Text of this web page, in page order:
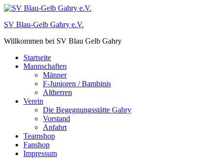
Zum
springen
SV Blau-Gelb Gahry e.V.
Willkommen bei SV Blau Gelb Gahry
Startseite
Mannschaften
Männer
F-Junioren / Bambinis
Altherren
Verein
Die Begegnungsstätte Gahry
Vorstand
Anfahrt
Teamshop
Fanshop
Impressum